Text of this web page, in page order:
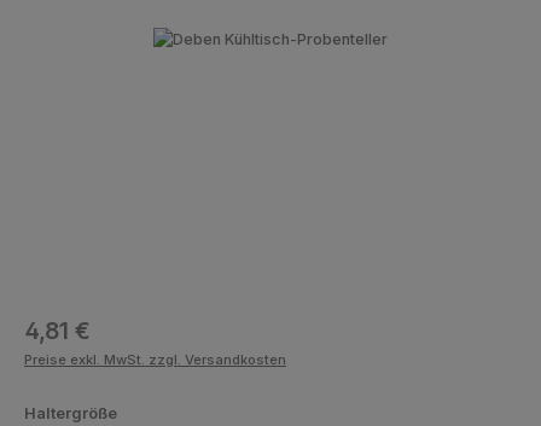
Bildergalerie überspringen
Regulärer Preis:
4,81 €
Preise exkl. MwSt. zzgl. Versandkosten
Haltergrößeauswählen